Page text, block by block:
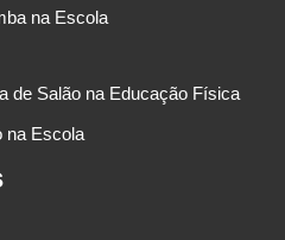
na Escola
de Salão na Educação Física
na Escola